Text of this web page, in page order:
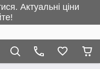
Актуальні ціни